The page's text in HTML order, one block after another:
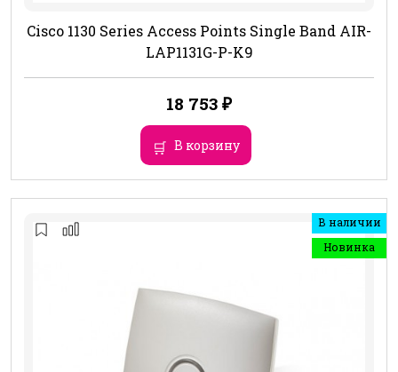
Cisco 1130 Series Access Points Single Band AIR-
LAP1131G-P-K9
18 753 ₽
В корзину
В наличии
Новинка